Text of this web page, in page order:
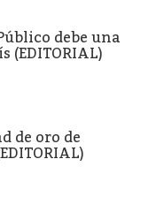
debe una
(EDITORIAL)
de oro de